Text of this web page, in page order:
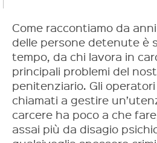
Come raccontiamo da
delle persone detenute è
tempo, da chi lavora in
principali problemi del
penitenziario. Gli
chiamati a gestire
carcere ha poco a che
assai più da disagio